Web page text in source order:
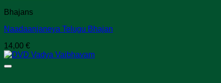
Bhajans
Naadaanjaneya Telugu Bhajan
14,00 €